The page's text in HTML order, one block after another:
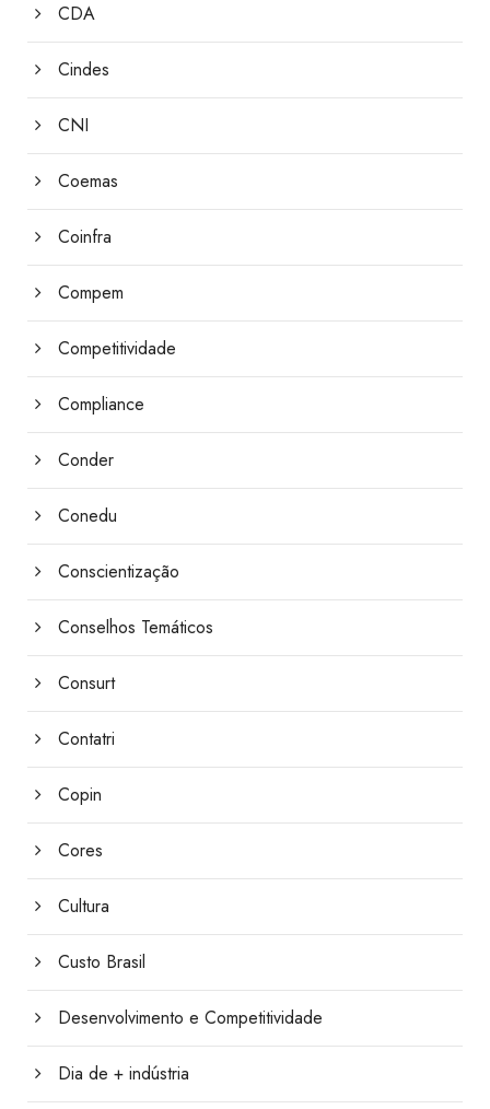
CDA
Cindes
CNI
Coemas
Coinfra
Compem
Competitividade
Compliance
Conder
Conedu
Conscientização
Conselhos Temáticos
Consurt
Contatri
Copin
Cores
Cultura
Custo Brasil
Desenvolvimento e Competitividade
Dia de + indústria